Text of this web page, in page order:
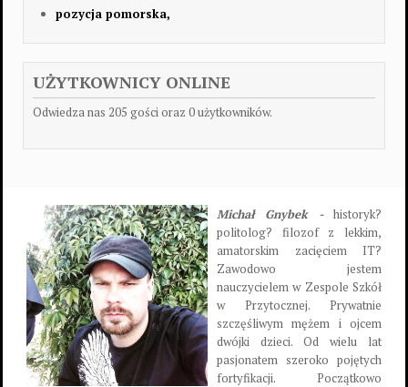
pozycja pomorska,
UŻYTKOWNICY ONLINE
Odwiedza nas 205 gości oraz 0 użytkowników.
Michał Gnybek - historyk?
politolog? filozof z lekkim,
amatorskim zacięciem IT?
Zawodowo jestem
nauczycielem w Zespole Szkół
w Przytocznej. Prywatnie
szczęśliwym mężem i ojcem
dwójki dzieci. Od wielu lat
pasjonatem szeroko pojętych
fortyfikacji. Początkowo